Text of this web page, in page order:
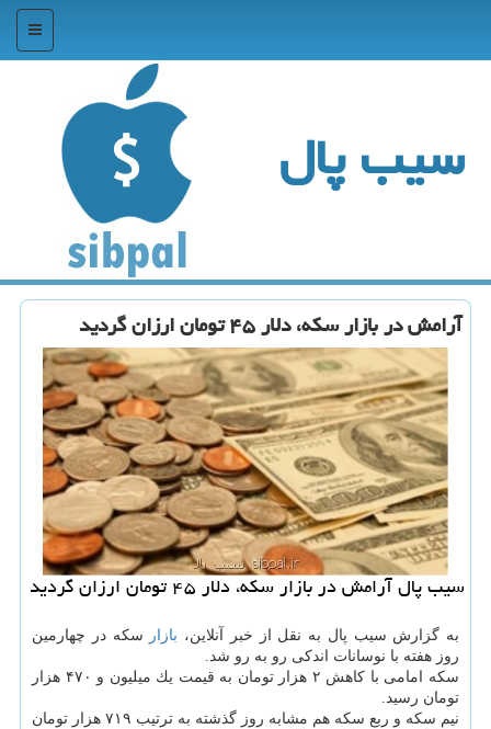
منو
سیب پال
آرامش در بازار سكه، دلار ۴۵ تومان ارزان گردید
سیب پال آرامش در بازار سكه، دلار ۴۵ تومان ارزان گردید
به گزارش سیب پال به نقل از خبر آنلاین، بازار
سكه در چهارمین
روز هفته با نوسانات اندكی رو به رو شد.
سكه امامی با كاهش ۲ هزار تومان به قیمت یك میلیون و ۴۷۰ هزار
تومان رسید.
نیم سكه و ربع سكه هم مشابه روز گذشته به ترتیب ۷۱۹ هزار تومان